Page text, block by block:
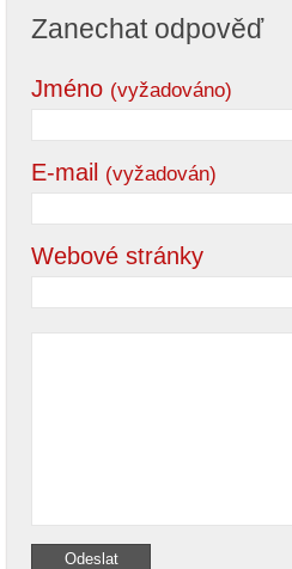
Zanechat odpověď
Jméno (vyžadováno)
E-mail (vyžadován)
Webové stránky